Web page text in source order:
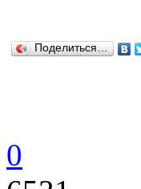
Поделиться…
0